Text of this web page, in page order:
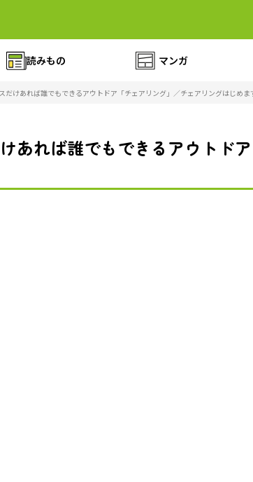
読みもの マンガ
だけあれば誰でもできるアウトドア「チェアリング」／チェアリングはじめま
あれば誰でもできるアウトド